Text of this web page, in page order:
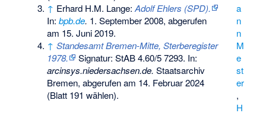
a
n
n
M
e
st
er
,
H
↑ Erhard H.M. Lange:Adolf Ehlers (SPD).
In:bpb.de. 1. September 2008, abgerufen
am 15. Juni 2019.
↑ Standesamt Bremen-Mitte, Sterberegister
1978.
Signatur: StAB 4.60/5 7293. In:
arcinsys.niedersachsen.de. Staatsarchiv
Bremen, abgerufen am 14. Februar 2024
(Blatt 191 wählen).